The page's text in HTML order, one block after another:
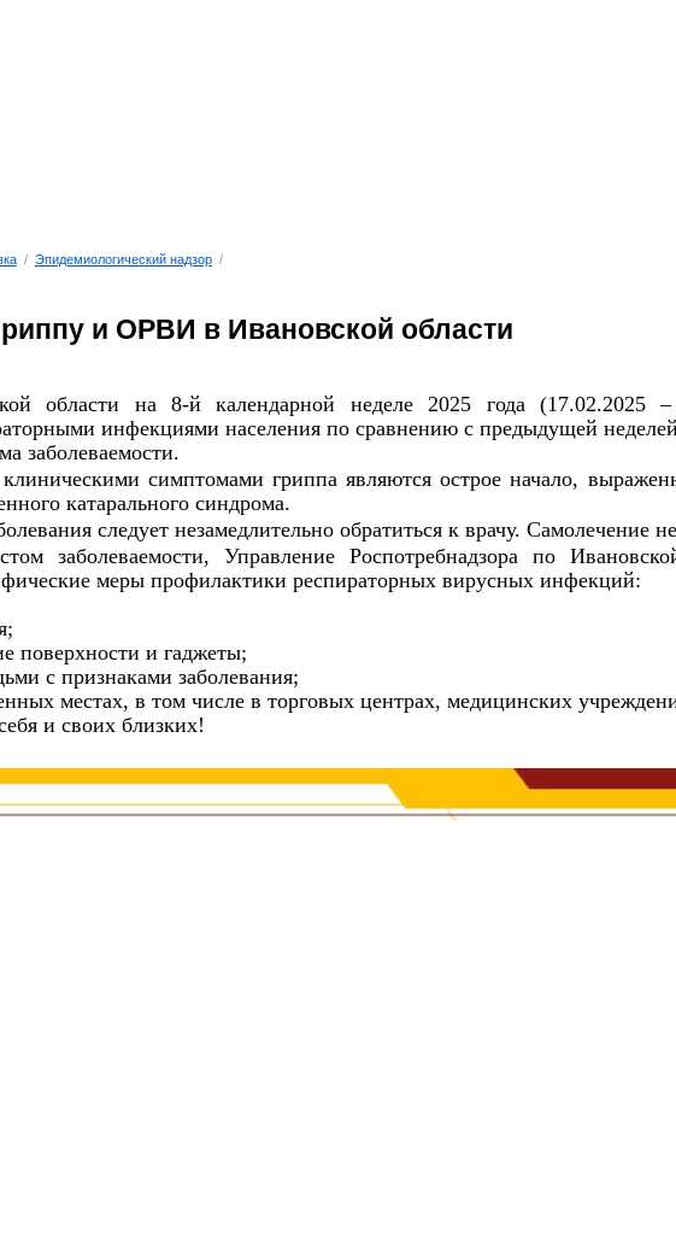
/ Эпидемиологический надзор/
и ОРВИ в Ивановской области
области на 8-й календарной неделе 2025 года (17.02.2025 –
инфекциями населения по сравнению с предыдущей
заболеваемости.
симптомами гриппа являются острое начало,
катарального синдрома.
следует незамедлительно обратиться к врачу. Самолечение
заболеваемости, Управление Роспотребнадзора по
меры профилактики респираторных вирусных инфекций:
поверхности и гаджеты;
с признаками заболевания;
местах, в том числе в торговых центрах, медицинских
и своих близких!